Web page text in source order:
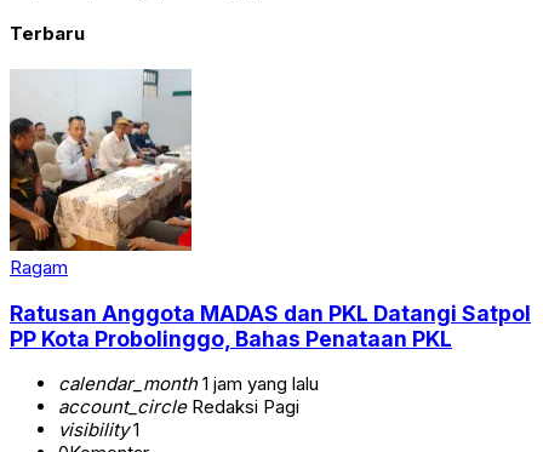
Terbaru
Ragam
Ratusan Anggota MADAS dan PKL Datangi Satpol
PP Kota Probolinggo, Bahas Penataan PKL
calendar_month1 jam yang lalu
account_circleRedaksi Pagi
visibility1